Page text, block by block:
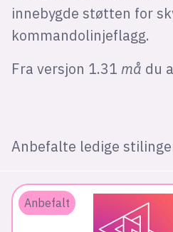
innebygde støtten for
kommandolinjeflagg.
Fra versjon 1.31 må du
Anbefalte ledige
Anbefalt